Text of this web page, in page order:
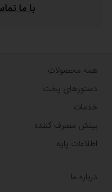
با ما
همه محصولات
دستورهای پخت
خدمات
بینش مصرف کننده
اطلاعات پایه
درباره ما